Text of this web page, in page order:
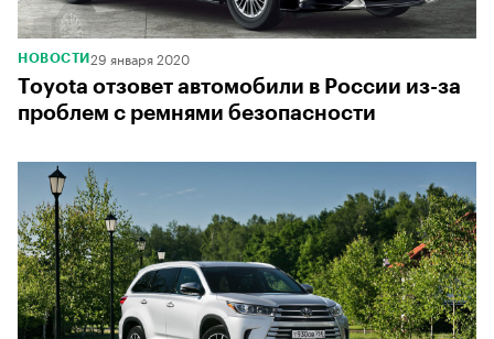
НОВОСТИ 29 января 2020
Toyota отзовет автомобили в России из-за
проблем с ремнями безопасности